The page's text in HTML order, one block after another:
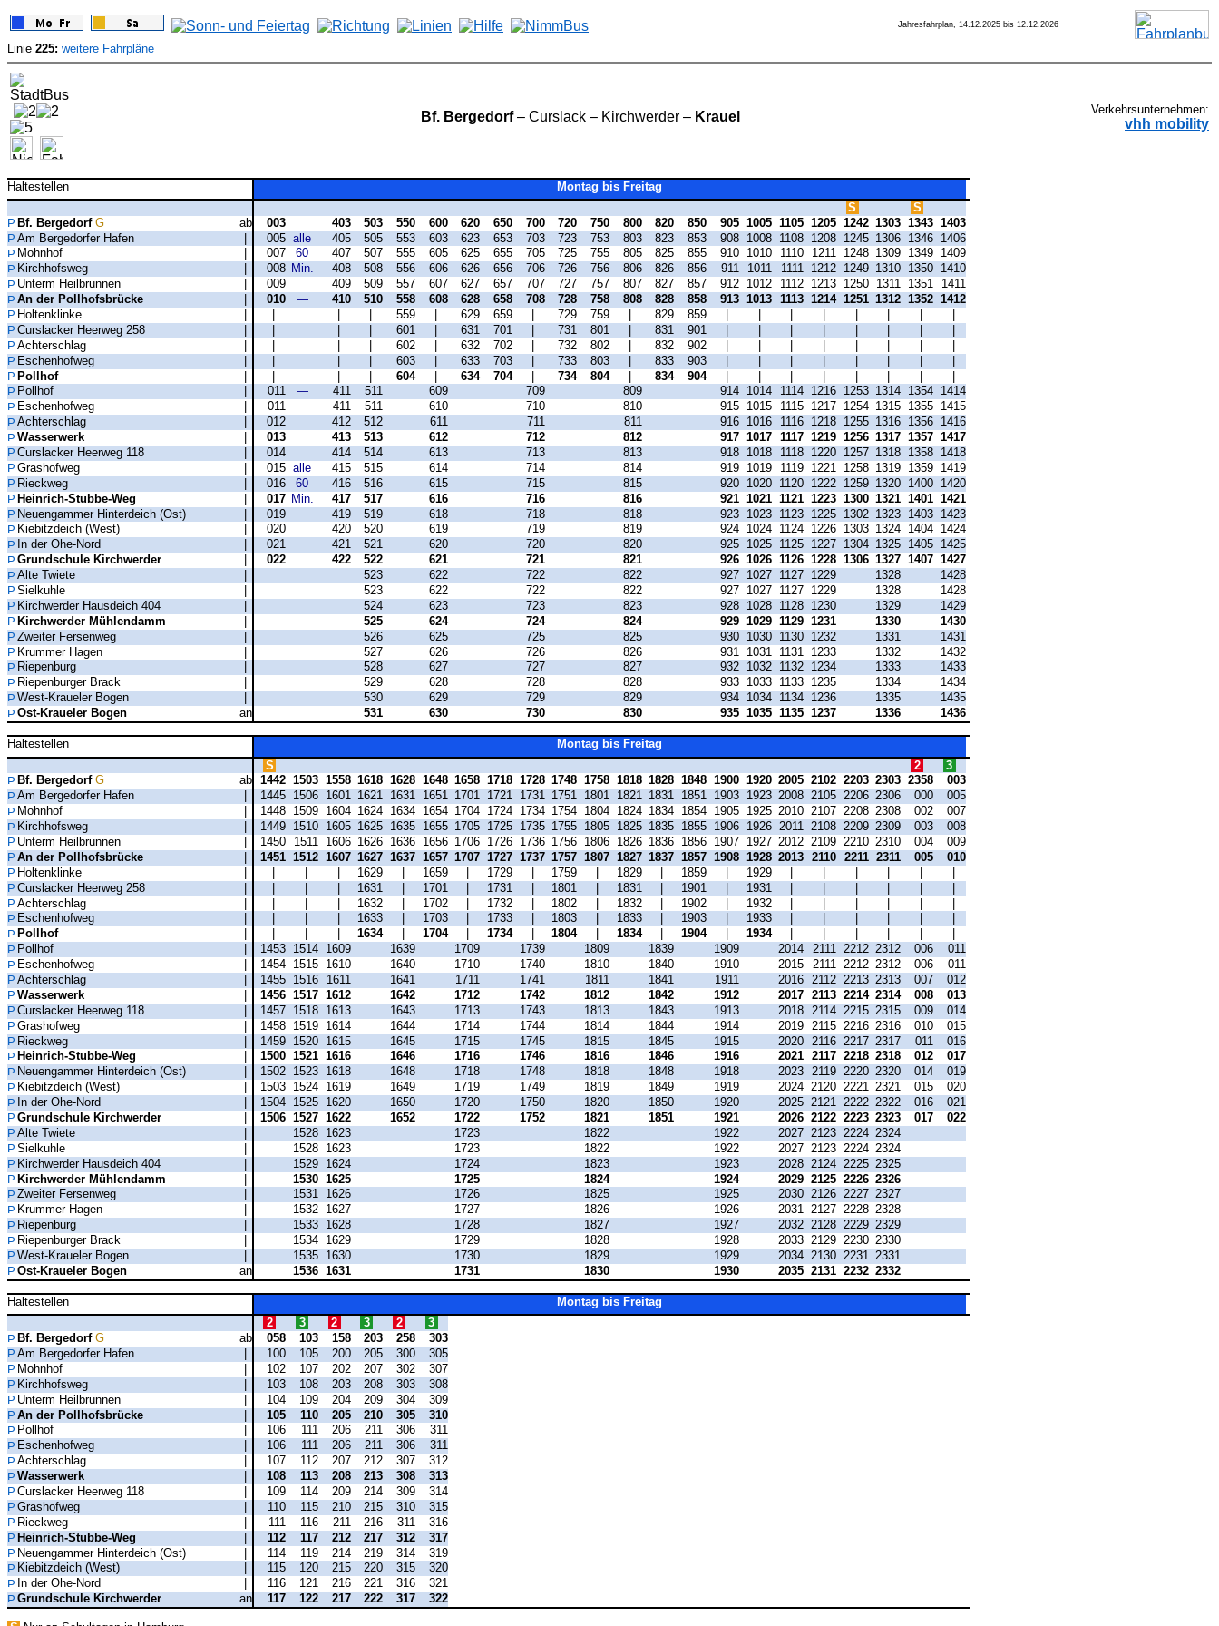
Jahresfahrplan, 14.12.2025 bis 12.12.2026
Linie 225: weitere Fahrpläne
Bf. Bergedorf– Curslack – Kirchwerder – Krauel Verkehrsunternehmen:
vhh mobility
Haltestellen
Montag bis Freitag
S
S
Bf. BergedorfG ab 003 403 503 550 600 620 650 700 720 750 800 820 850 905 1005 1105 1205 1242 1303 1343 1403
Am Bergedorfer Hafen
| 005 alle 405 505 553 603 623 653 703 723 753 803 823 853 908 1008 1108 1208 1245 1306 1346
1406
Mohnhof
007 60 407 507 555 605 625 655 705 725 755 805 825 855 910 1010 1110 1211 1248 1309 1349
1409
Kirchhofsweg
008 Min. 408 508 556 606 626 656 706 726 756 806 826 856 911 1011 1111 1212 1249 1310 1350
1410
Unterm Heilbrunnen
009 409 509 557 607 627 657 707 727 757 807 827 857 912 1012 1112 1213 1250 1311 1351
1411
An der Pollhofsbrücke
010 — 410 510 558 608 628 658 708 728 758 808 828 858 913 1013 1113 1214 1251 1312 1352 1412
Holtenklinke
559 629 659 729 759 829 859
Curslacker Heerweg 258
601 631 701 731 801 831 901
Achterschlag
602 632 702 732 802 832 902
Eschenhofweg
| | | | 603 | 633 703 | 733 803 | 833 903 | | | | | | |
|
Pollhof
| | | | 604 | 634 704 | 734 804 | 834 904 | | | | | | |
|
Pollhof
011 — 411 511 609 709 809 914 1014 1114 1216 1253 1314 1354
1414
Eschenhofweg
011 411 511 610 710 810 915 1015 1115 1217 1254 1315 1355
1415
Achterschlag
012 412 512 611 711 811 916 1016 1116 1218 1255 1316 1356
1416
Wasserwerk
013 413 513 612 712 812 917 1017 1117 1219 1256 1317 1357 1417
Curslacker Heerweg 118
014 414 514 613 713 813 918 1018 1118 1220 1257 1318 1358
1418
Grashofweg
015 alle 415 515 614 714 814 919 1019 1119 1221 1258 1319 1359
1419
Rieckweg
016 60 416 516 615 715 815 920 1020 1120 1222 1259 1320 1400
1420
Heinrich-Stubbe-Weg
| 017 Min. 417 517 616 716 816 921 1021 1121 1223 1300 1321 1401 1421
Neuengammer Hinterdeich (Ost)
| 019 419 519 618 718 818 923 1023 1123 1225 1302 1323 1403
1423
Kiebitzdeich (West)
020 420 520 619 719 819 924 1024 1124 1226 1303 1324 1404
1424
In der Ohe-Nord
021 421 521 620 720 820 925 1025 1125 1227 1304 1325 1405
1425
Grundschule Kirchwerder
022 422 522 621 721 821 926 1026 1126 1228 1306 1327 1407 1427
Alte Twiete
523 622 722 822 927 1027 1127 1229 1328
1428
Sielkuhle
523 622 722 822 927 1027 1127 1229 1328
1428
Kirchwerder Hausdeich 404
524 623 723 823 928 1028 1128 1230 1329
1429
Kirchwerder Mühlendamm
525 624 724 824 929 1029 1129 1231 1330
1430
Zweiter Fersenweg
| 526 625 725 825 930 1030 1130 1232 1331
1431
Krummer Hagen
| 527 626 726 826 931 1031 1131 1233 1332
1432
Riepenburg
528 627 727 827 932 1032 1132 1234 1333
1433
Riepenburger Brack
529 628 728 828 933 1033 1133 1235 1334
1434
West-Kraueler Bogen
530 629 729 829 934 1034 1134 1236 1335
1435
Ost-Kraueler Bogen
an 531 630 730 830 935 1035 1135 1237 1336 1436
Haltestellen
Montag bis Freitag
S
2
3
Bf. BergedorfG ab 1442 1503 1558 1618 1628 1648 1658 1718 1728 1748 1758 1818 1828 1848 1900 1920 2005 2102 2203 2303 2358
003
Am Bergedorfer Hafen
1445 1506 1601 1621 1631 1651 1701 1721 1731 1751 1801 1821 1831 1851 1903 1923 2008 2105 2206 2306 000
005
Mohnhof
1448 1509 1604 1624 1634 1654 1704 1724 1734 1754 1804 1824 1834 1854 1905 1925 2010 2107 2208 2308 002
007
Kirchhofsweg
1449 1510 1605 1625 1635 1655 1705 1725 1735 1755 1805 1825 1835 1855 1906 1926 2011 2108 2209 2309 003
008
Unterm Heilbrunnen
1450 1511 1606 1626 1636 1656 1706 1726 1736 1756 1806 1826 1836 1856 1907 1927 2012 2109 2210 2310 004
009
An der Pollhofsbrücke
1451 1512 1607 1627 1637 1657 1707 1727 1737 1757 1807 1827 1837 1857 1908 1928 2013 2110 2211 2311 005
010
Holtenklinke
| | | | 1629 | 1659 | 1729 | 1759 | 1829 | 1859 | 1929 | | | | |
|
Curslacker Heerweg 258
| | | | 1631 | 1701 | 1731 | 1801 | 1831 | 1901 | 1931 | | | | |
|
Achterschlag
| | | | 1632 | 1702 | 1732 | 1802 | 1832 | 1902 | 1932 | | | | |
|
Eschenhofweg
1633 1703 1733 1803 1833 1903 1933
Pollhof
1634 1704 1734 1804 1834 1904 1934
Pollhof
1453 1514 1609 1639 1709 1739 1809 1839 1909 2014 2111 2212 2312 006
011
Eschenhofweg
1454 1515 1610 1640 1710 1740 1810 1840 1910 2015 2111 2212 2312 006
011
Achterschlag
1455 1516 1611 1641 1711 1741 1811 1841 1911 2016 2112 2213 2313 007
012
Wasserwerk
1456 1517 1612 1642 1712 1742 1812 1842 1912 2017 2113 2214 2314 008
013
Curslacker Heerweg 118
1457 1518 1613 1643 1713 1743 1813 1843 1913 2018 2114 2215 2315 009
014
Grashofweg
| 1458 1519 1614 1644 1714 1744 1814 1844 1914 2019 2115 2216 2316 010
015
Rieckweg
| 1459 1520 1615 1645 1715 1745 1815 1845 1915 2020 2116 2217 2317 011
016
Heinrich-Stubbe-Weg
1500 1521 1616 1646 1716 1746 1816 1846 1916 2021 2117 2218 2318 012
017
Neuengammer Hinterdeich (Ost)
1502 1523 1618 1648 1718 1748 1818 1848 1918 2023 2119 2220 2320 014
019
Kiebitzdeich (West)
1503 1524 1619 1649 1719 1749 1819 1849 1919 2024 2120 2221 2321 015
020
In der Ohe-Nord
1504 1525 1620 1650 1720 1750 1820 1850 1920 2025 2121 2222 2322 016
021
Grundschule Kirchwerder
1506 1527 1622 1652 1722 1752 1821 1851 1921 2026 2122 2223 2323 017
022
Alte Twiete
1528 1623 1723 1822 1922 2027 2123 2224 2324
Sielkuhle
1528 1623 1723 1822 1922 2027 2123 2224 2324
Kirchwerder Hausdeich 404
| 1529 1624 1724 1823 1923 2028 2124 2225 2325
Kirchwerder Mühlendamm
| 1530 1625 1725 1824 1924 2029 2125 2226 2326
Zweiter Fersenweg
1531 1626 1726 1825 1925 2030 2126 2227 2327
Krummer Hagen
1532 1627 1727 1826 1926 2031 2127 2228 2328
Riepenburg
1533 1628 1728 1827 1927 2032 2128 2229 2329
Riepenburger Brack
1534 1629 1729 1828 1928 2033 2129 2230 2330
West-Kraueler Bogen
1535 1630 1730 1829 1929 2034 2130 2231 2331
Ost-Kraueler Bogen
an 1536 1631 1731 1830 1930 2035 2131 2232 2332
Haltestellen
Montag bis Freitag
2
3 2 3 2
3
Bf. BergedorfG ab 058 103 158 203 258
303
Am Bergedorfer Hafen
100 105 200 205 300
305
Mohnhof
102 107 202 207 302
307
Kirchhofsweg
103 108 203 208 303
308
Unterm Heilbrunnen
| 104 109 204 209 304
309
An der Pollhofsbrücke
| 105 110 205 210 305
310
Pollhof
106 111 206 211 306
311
Eschenhofweg
106 111 206 211 306
311
Achterschlag
107 112 207 212 307
312
Wasserwerk
108 113 208 213 308
313
Curslacker Heerweg 118
109 114 209 214 309
314
Grashofweg
110 115 210 215 310
315
Rieckweg
111 116 211 216 311
316
Heinrich-Stubbe-Weg
| 112 117 212 217 312
317
Neuengammer Hinterdeich (Ost)
| 114 119 214 219 314
319
Kiebitzdeich (West)
115 120 215 220 315
320
In der Ohe-Nord
116 121 216 221 316
321
Grundschule Kirchwerder
an 117 122 217 222 317 322